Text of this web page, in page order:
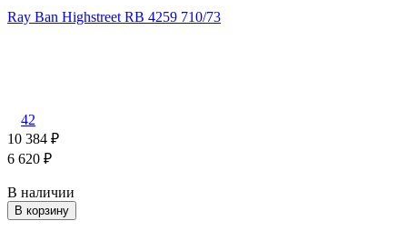
Ray Ban Highstreet RB 4259 710/73
42
10 384 ₽
6 620 ₽
В наличии
В корзину